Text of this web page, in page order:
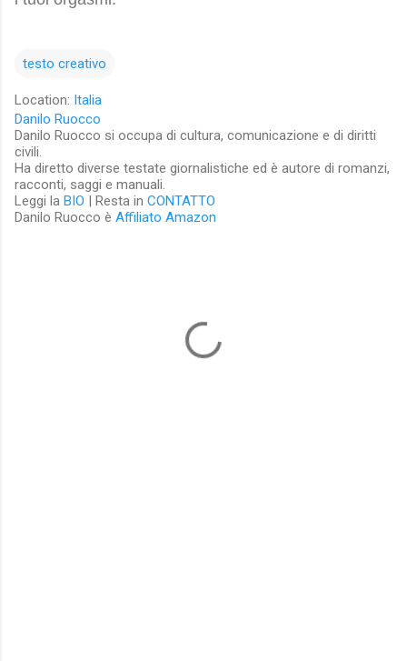
testo creativo
Location: Italia
Danilo Ruocco
Danilo Ruocco si occupa di cultura, comunicazione e di diritti
civili.
Ha diretto diverse testate giornalistiche ed è autore di romanzi,
racconti, saggi e manuali.
Leggi la BIO | Resta in CONTATTO
Danilo Ruocco è Affiliato Amazon